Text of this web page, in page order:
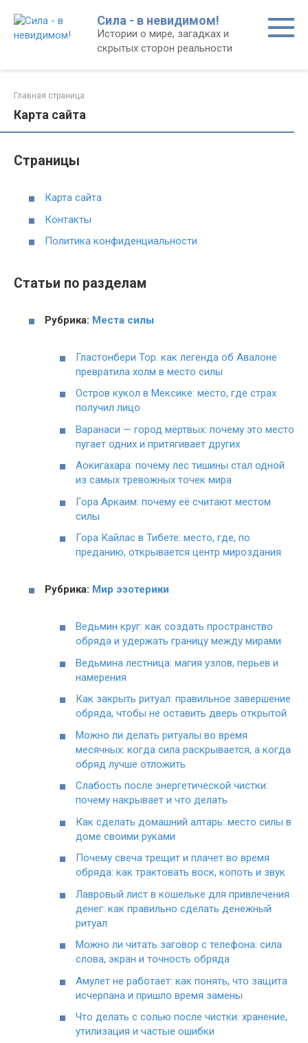
контенту
Сила - в невидимом!
Истории о мире, загадках и
скрытых сторон реальности
Главная страница
Карта сайта
Страницы
Карта сайта
Контакты
Политика конфиденциальности
Статьи по разделам
Рубрика: Места силы
Гластонбери Тор: как легенда об Авалоне
превратила холм в место силы
Остров кукол в Мексике: место, где страх
получил лицо
Варанаси — город мёртвых: почему это место
пугает одних и притягивает других
Аокигахара: почему лес тишины стал одной
из самых тревожных точек мира
Гора Аркаим: почему её считают местом
силы
Гора Кайлас в Тибете: место, где, по
преданию, открывается центр мироздания
Рубрика: Мир эзотерики
Ведьмин круг: как создать пространство
обряда и удержать границу между мирами
Ведьмина лестница: магия узлов, перьев и
намерения
Как закрыть ритуал: правильное завершение
обряда, чтобы не оставить дверь открытой
Можно ли делать ритуалы во время
месячных: когда сила раскрывается, а когда
обряд лучше отложить
Слабость после энергетической чистки:
почему накрывает и что делать
Как сделать домашний алтарь: место силы в
доме своими руками
Почему свеча трещит и плачет во время
обряда: как трактовать воск, копоть и звук
Лавровый лист в кошельке для привлечения
денег: как правильно сделать денежный
ритуал
Можно ли читать заговор с телефона: сила
слова, экран и точность обряда
Амулет не работает: как понять, что защита
исчерпана и пришло время замены
Что делать с солью после чистки: хранение,
утилизация и частые ошибки